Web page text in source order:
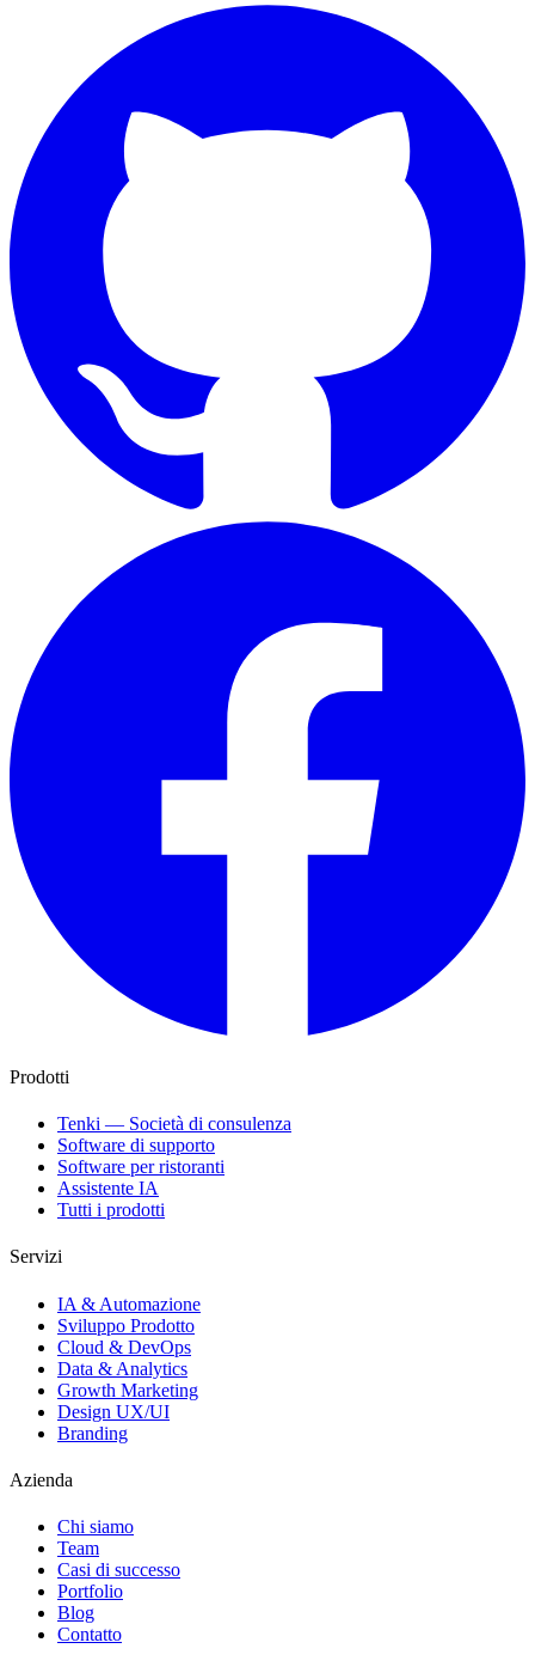
Prodotti
Tenki — Società di consulenza
Software di supporto
Software per ristoranti
Assistente IA
Tutti i prodotti
Servizi
IA & Automazione
Sviluppo Prodotto
Cloud & DevOps
Data & Analytics
Growth Marketing
Design UX/UI
Branding
Azienda
Chi siamo
Team
Casi di successo
Portfolio
Blog
Contatto